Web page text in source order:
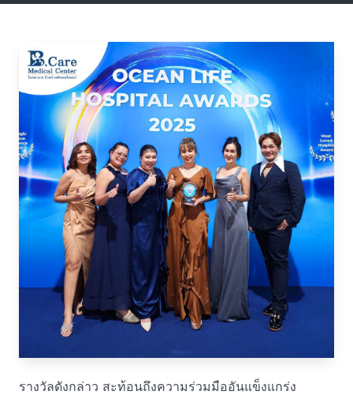
รางวัลดังกล่าว สะท้อนถึงความร่วมมืออันแข็งแกร่ง